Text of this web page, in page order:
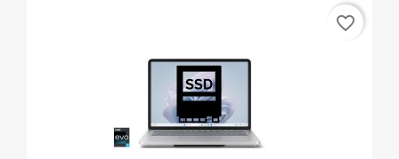
favorite_border